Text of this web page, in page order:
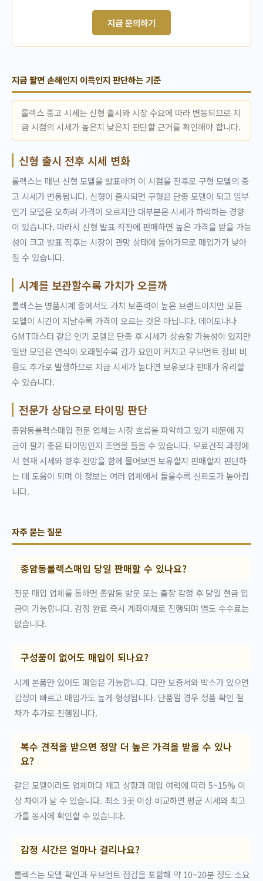
지금 문의하기
지금 팔면 손해인지 이득인지 판단하는 기준
롤렉스 중고 시세는 신형 출시와 시장 수요에 따라 변동되므로 지
금 시점의 시세가 높은지 낮은지 판단할 근거를 확인해야 합니다.
신형 출시 전후 시세 변화
롤렉스는 매년 신형 모델을 발표하며 이 시점을 전후로 구형 모델의 중
고 시세가 변동됩니다. 신형이 출시되면 구형은 단종 모델이 되고 일부
인기 모델은 오히려 가격이 오르지만 대부분은 시세가 하락하는 경향
이 있습니다. 따라서 신형 발표 직전에 판매하면 높은 가격을 받을 가능
성이 크고 발표 직후는 시장이 관망 상태에 들어가므로 매입가가 낮아
질 수 있습니다.
시계를 보관할수록 가치가 오를까
롤렉스는 명품시계 중에서도 가치 보존력이 높은 브랜드이지만 모든
모델이 시간이 지날수록 가격이 오르는 것은 아닙니다. 데이토나나
GMT마스터 같은 인기 모델은 단종 후 시세가 상승할 가능성이 있지만
일반 모델은 연식이 오래될수록 감가 요인이 커지고 무브먼트 정비 비
용도 추가로 발생하므로 지금 시세가 높다면 보유보다 판매가 유리할
수 있습니다.
전문가 상담으로 타이밍 판단
종암동롤렉스매입 전문 업체는 시장 흐름을 파악하고 있기 때문에 지
금이 팔기 좋은 타이밍인지 조언을 들을 수 있습니다. 무료견적 과정에
서 현재 시세와 향후 전망을 함께 물어보면 보유할지 판매할지 판단하
는 데 도움이 되며 이 정보는 여러 업체에서 들을수록 신뢰도가 높아집
니다.
자주 묻는 질문
종암동롤렉스매입 당일 판매할 수 있나요?
전문 매입 업체를 통하면 종암동 방문 또는 출장 감정 후 당일 현금 입
금이 가능합니다. 감정 완료 즉시 계좌이체로 진행되며 별도 수수료는
없습니다.
구성품이 없어도 매입이 되나요?
시계 본품만 있어도 매입은 가능합니다. 다만 보증서와 박스가 있으면
감정이 빠르고 매입가도 높게 형성됩니다. 단품일 경우 정품 확인 절
차가 추가로 진행됩니다.
복수 견적을 받으면 정말 더 높은 가격을 받을 수 있나
요?
같은 모델이라도 업체마다 재고 상황과 매입 여력에 따라 5~15% 이
상 차이가 날 수 있습니다. 최소 3곳 이상 비교하면 평균 시세와 최고
가를 동시에 확인할 수 있습니다.
감정 시간은 얼마나 걸리나요?
롤렉스는 모델 확인과 무브먼트 점검을 포함해 약 10~20분 정도 소요